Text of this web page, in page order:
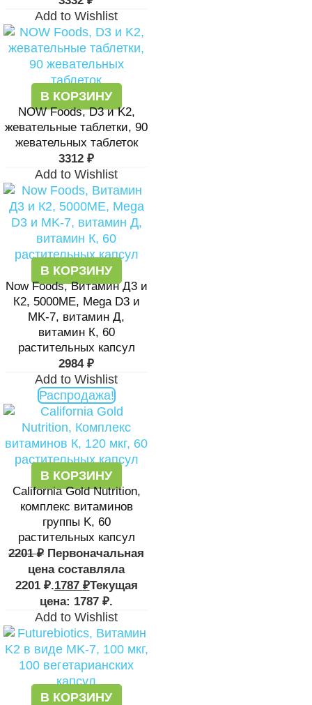
Add to Wishlist
В КОРЗИНУ
NOW Foods, D3 и K2,
жевательные таблетки, 90
жевательных таблеток
3312 ₽
Add to Wishlist
В КОРЗИНУ
Now Foods, Витамин Д3 и
К2, 5000МЕ, Mega D3 и
MK-7, витамин Д,
витамин К, 60
растительных капсул
2984 ₽
Add to Wishlist
Распродажа!
В КОРЗИНУ
California Gold Nutrition,
комплекс витаминов
группы K, 60
растительных капсул
2201₽ Первоначальная
цена составляла
2201 ₽.1787 ₽Текущая
цена: 1787 ₽.
Add to Wishlist
В КОРЗИНУ